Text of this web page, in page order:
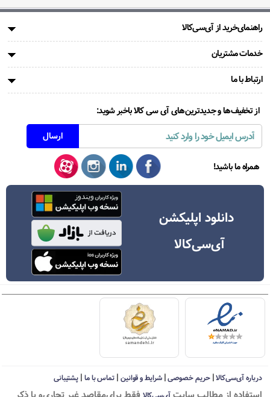
راهنمای‌خرید از آی‌سی‌کالا
خدمات مشتریان
ارتباط با ما
از تخفیف‌ها و جدیدترین‌های آی سی کالا باخبر شوید:
همراه ما باشید!
دانلود اپلیکشن
آی‌سی‌کالا
درباره آی‌سی‌کالا|حریم خصوصی|شرایط و قوانین | تماس با ما| پشتیبانی